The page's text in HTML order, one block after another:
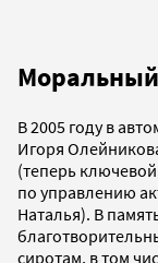
В 2005 году в
Игоря
(теперь
по управлению
Наталья). В
сиротам, в том